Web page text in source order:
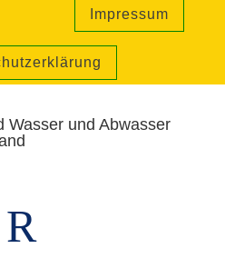
Impressum
Wasser und Abwasser
R